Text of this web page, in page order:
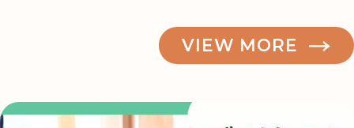
VIEW MORE